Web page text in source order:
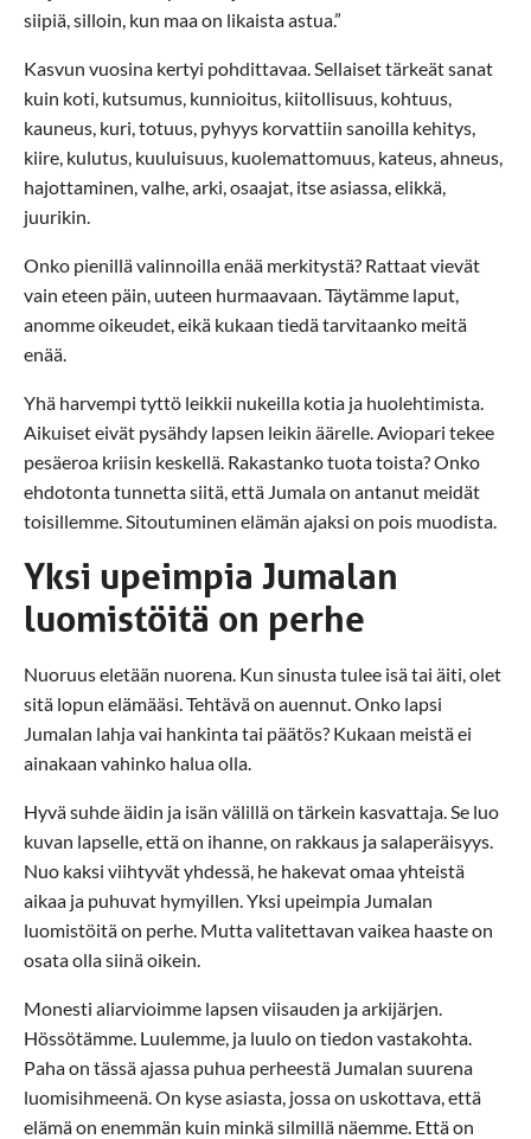
siipiä, silloin, kun maa on likaista astua.”
Kasvun vuosina kertyi pohdittavaa. Sellaiset tärkeät sanat
kuin koti, kutsumus, kunnioitus, kiitollisuus, kohtuus,
kauneus, kuri, totuus, pyhyys korvattiin sanoilla kehitys,
kiire, kulutus, kuuluisuus, kuolemattomuus, kateus, ahneus,
hajottaminen, valhe, arki, osaajat, itse asiassa, elikkä,
juurikin.
Onko pienillä valinnoilla enää merkitystä? Rattaat vievät
vain eteen päin, uuteen hurmaavaan. Täytämme laput,
anomme oikeudet, eikä kukaan tiedä tarvitaanko meitä
enää.
Yhä harvempi tyttö leikkii nukeilla kotia ja huolehtimista.
Aikuiset eivät pysähdy lapsen leikin äärelle. Aviopari tekee
pesäeroa kriisin keskellä. Rakastanko tuota toista? Onko
ehdotonta tunnetta siitä, että Jumala on antanut meidät
toisillemme. Sitoutuminen elämän ajaksi on pois muodista.
Yksi upeimpia Jumalan
luomistöitä on perhe
Nuoruus eletään nuorena. Kun sinusta tulee isä tai äiti, olet
sitä lopun elämääsi. Tehtävä on auennut. Onko lapsi
Jumalan lahja vai hankinta tai päätös? Kukaan meistä ei
ainakaan vahinko halua olla.
Hyvä suhde äidin ja isän välillä on tärkein kasvattaja. Se luo
kuvan lapselle, että on ihanne, on rakkaus ja salaperäisyys.
Nuo kaksi viihtyvät yhdessä, he hakevat omaa yhteistä
aikaa ja puhuvat hymyillen. Yksi upeimpia Jumalan
luomistöitä on perhe. Mutta valitettavan vaikea haaste on
osata olla siinä oikein.
Monesti aliarvioimme lapsen viisauden ja arkijärjen.
Hössötämme. Luulemme, ja luulo on tiedon vastakohta.
Paha on tässä ajassa puhua perheestä Jumalan suurena
luomisihmeenä. On kyse asiasta, jossa on uskottava, että
elämä on enemmän kuin minkä silmillä näemme. Että on